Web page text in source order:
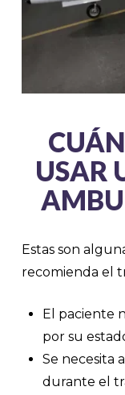
USAR
Estas son
recomienda el
El paciente
por su
Se necesita
durante el